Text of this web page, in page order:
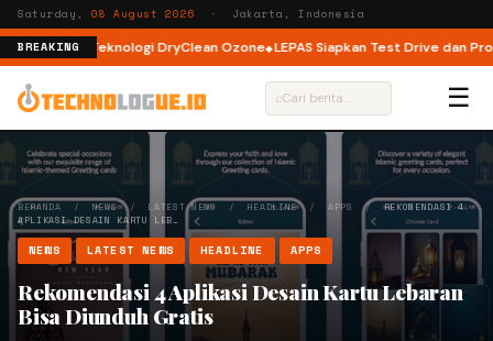
Saturday,08 August 2026 · Jakarta, Indonesia
BREAKING
dengan Teknologi DryClean Ozone LEPAS Siapkan Test Drive dan
⌕ ☰
BERANDA / NEWS/ LATEST NEWS / HEADLINE/APPS /REKOMENDASI 4
APLIKASI DESAIN KARTU LEB…
NEWS LATEST NEWS HEADLINE APPS
Rekomendasi 4 Aplikasi Desain Kartu Lebaran
Bisa Diunduh Gratis